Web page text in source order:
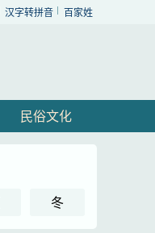
汉字转拼音 百家姓
民俗文化
冬